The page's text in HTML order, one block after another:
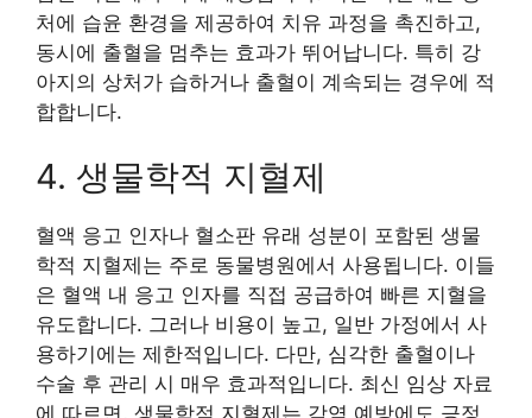
처에 습윤 환경을 제공하여 치유 과정을 촉진하고,
동시에 출혈을 멈추는 효과가 뛰어납니다. 특히 강
아지의 상처가 습하거나 출혈이 계속되는 경우에 적
합합니다.
4. 생물학적 지혈제
혈액 응고 인자나 혈소판 유래 성분이 포함된 생물
학적 지혈제는 주로 동물병원에서 사용됩니다. 이들
은 혈액 내 응고 인자를 직접 공급하여 빠른 지혈을
유도합니다. 그러나 비용이 높고, 일반 가정에서 사
용하기에는 제한적입니다. 다만, 심각한 출혈이나
수술 후 관리 시 매우 효과적입니다. 최신 임상 자료
에 따르면, 생물학적 지혈제는 감염 예방에도 긍정